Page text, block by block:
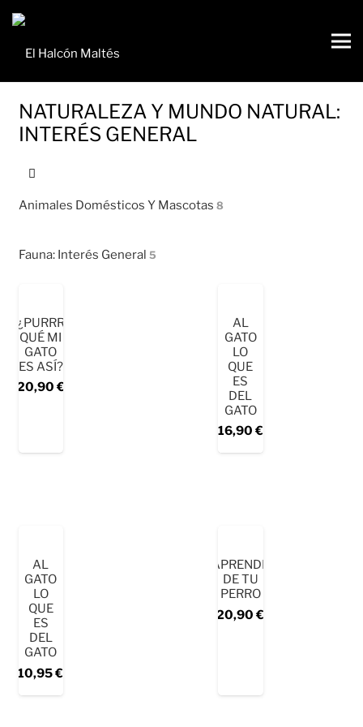
NATURALEZA Y MUNDO NATURAL:
INTERÉS GENERAL
productos
Animales Domésticos Y Mascotas 8
Fauna: Interés General 5
¿PURRR
QUÉ MI
GATO
ES ASÍ?
20,90 €
AL
GATO
LO
QUE
ES
DEL
GATO
16,90 €
AL
GATO
LO
QUE
ES
DEL
GATO
10,95€
APRENDE
DE TU
PERRO
20,90€